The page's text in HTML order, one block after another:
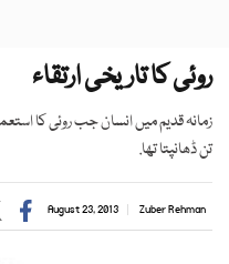
روئی کا تاریخی ارتقاء
زمانہ قدیم میں انسان جب روئی کا
تن ڈھانپتا تھا.
Zuber Rehman
August 23, 2013